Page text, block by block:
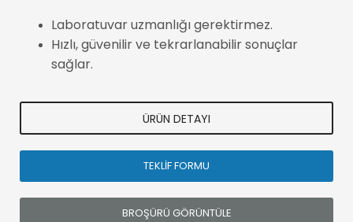
Laboratuvar uzmanlığı gerektirmez.
Hızlı, güvenilir ve tekrarlanabilir sonuçlar
sağlar.
ÜRÜN DETAYI
TEKLİF FORMU
BROŞÜRÜ GÖRÜNTÜLE